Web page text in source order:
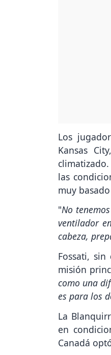
Los
Kansas
las
muy
"No
ventilador
cabeza,
Fossati,
misión
como una
es para los
La
en
Canadá